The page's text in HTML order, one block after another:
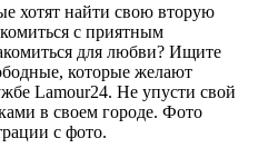
хотят найти свою вторую
с приятным
для любви? Ищите
которые желают
Lamour24. Не упусти свой
в своем городе. Фото
с фото.